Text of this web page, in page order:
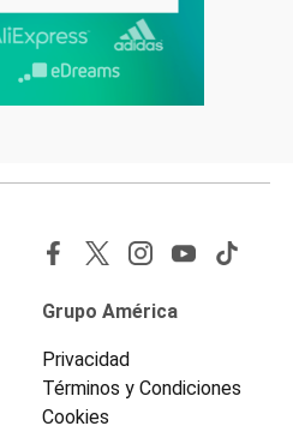
Grupo América
Privacidad
Términos y Condiciones
Cookies